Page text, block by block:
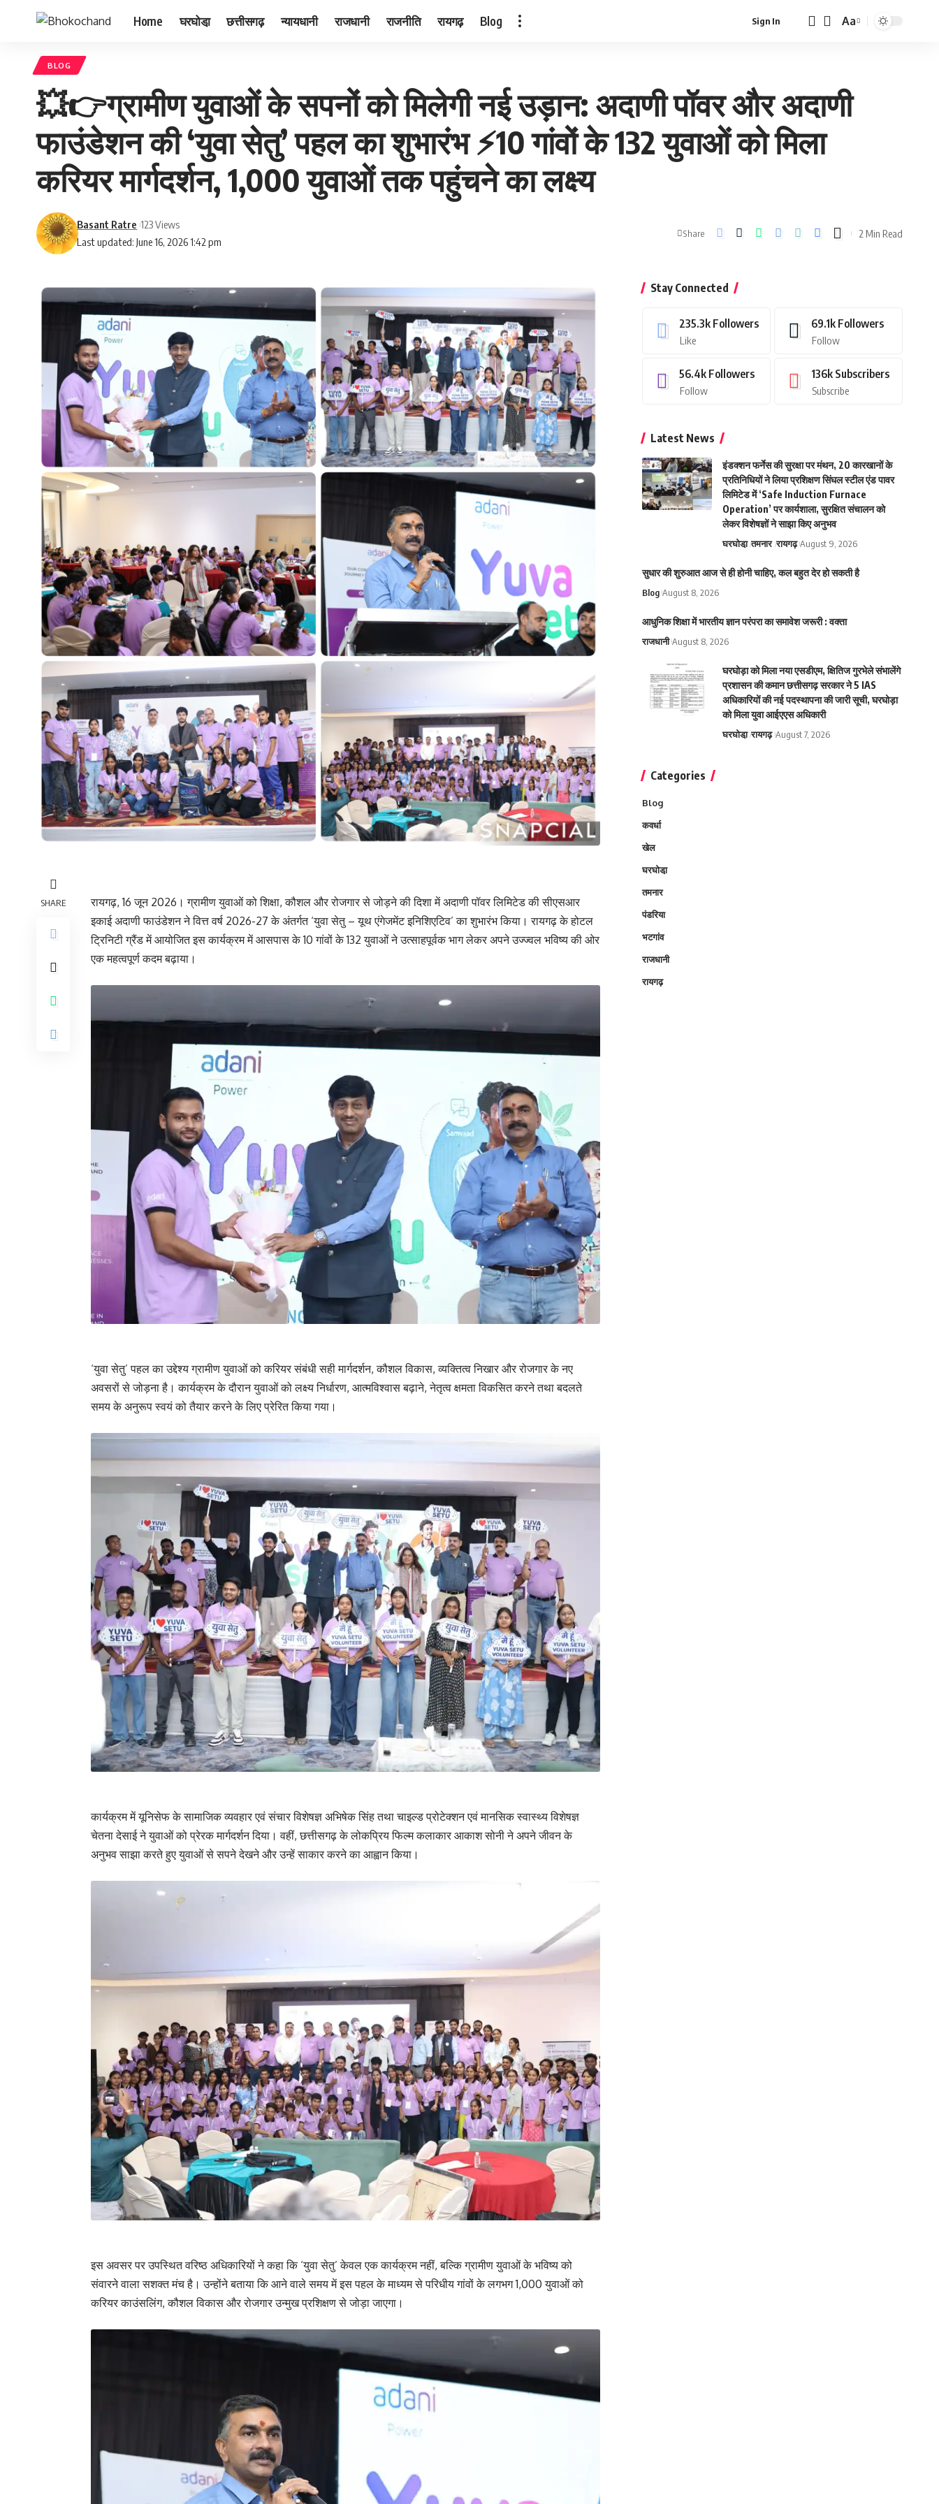
Home घरघोडा़ छत्तीसगढ़ न्यायधानी राजधानी राजनीति रायगढ़ Blog Sign In
Font
Aa
BLOG
💥👉ग्रामीण युवाओं के सपनों को मिलेगी नई उड़ान: अदाणी पॉवर और अदाणी
फाउंडेशन की ‘युवा सेतु’ पहल का शुभारंभ ⚡10 गांवों के 132 युवाओं को मिला
करियर मार्गदर्शन, 1,000 युवाओं तक पहुंचने का लक्ष्य
Last updated: June 16, 2026 1:42 pm
Basant Ratre 123 Views
Share 2 Min Read
SHARE
रायगढ़, 16 जून 2026। ग्रामीण युवाओं को शिक्षा, कौशल और रोजगार से जोड़ने की दिशा में अदाणी पॉवर लिमिटेड की सीएसआर
इकाई अदाणी फाउंडेशन ने वित्त वर्ष 2026-27 के अंतर्गत ‘युवा सेतु – यूथ एंगेजमेंट इनिशिएटिव’ का शुभारंभ किया। रायगढ़ के होटल
ट्रिनिटी ग्रैंड में आयोजित इस कार्यक्रम में आसपास के 10 गांवों के 132 युवाओं ने उत्साहपूर्वक भाग लेकर अपने उज्ज्वल भविष्य की ओर
एक महत्वपूर्ण कदम बढ़ाया।
‘युवा सेतु’ पहल का उद्देश्य ग्रामीण युवाओं को करियर संबंधी सही मार्गदर्शन, कौशल विकास, व्यक्तित्व निखार और रोजगार के नए
अवसरों से जोड़ना है। कार्यक्रम के दौरान युवाओं को लक्ष्य निर्धारण, आत्मविश्वास बढ़ाने, नेतृत्व क्षमता विकसित करने तथा बदलते
समय के अनुरूप स्वयं को तैयार करने के लिए प्रेरित किया गया।
कार्यक्रम में यूनिसेफ के सामाजिक व्यवहार एवं संचार विशेषज्ञ अभिषेक सिंह तथा चाइल्ड प्रोटेक्शन एवं मानसिक स्वास्थ्य विशेषज्ञ
चेतना देसाई ने युवाओं को प्रेरक मार्गदर्शन दिया। वहीं, छत्तीसगढ़ के लोकप्रिय फिल्म कलाकार आकाश सोनी ने अपने जीवन के
अनुभव साझा करते हुए युवाओं से सपने देखने और उन्हें साकार करने का आह्वान किया।
इस अवसर पर उपस्थित वरिष्ठ अधिकारियों ने कहा कि ‘युवा सेतु’ केवल एक कार्यक्रम नहीं, बल्कि ग्रामीण युवाओं के भविष्य को
संवारने वाला सशक्त मंच है। उन्होंने बताया कि आने वाले समय में इस पहल के माध्यम से परिधीय गांवों के लगभग 1,000 युवाओं को
करियर काउंसलिंग, कौशल विकास और रोजगार उन्मुख प्रशिक्षण से जोड़ा जाएगा।
Stay Connected
235.3k Followers
Like
69.1k Followers
Follow
56.4k Followers
Follow
136k Subscribers
Subscribe
Latest News
इंडक्शन फर्नेस की सुरक्षा पर मंथन, 20 कारखानों के
प्रतिनिधियों ने लिया प्रशिक्षण सिंघल स्टील एंड पावर
लिमिटेड में ‘Safe Induction Furnace
Operation’ पर कार्यशाला, सुरक्षित संचालन को
लेकर विशेषज्ञों ने साझा किए अनुभव
घरघोडा़ तमनार रायगढ़ August 9, 2026
सुधार की शुरुआत आज से ही होनी चाहिए, कल बहुत देर हो सकती है
Blog August 8, 2026
आधुनिक शिक्षा में भारतीय ज्ञान परंपरा का समावेश जरूरी : वक्ता
राजधानी August 8, 2026
घरघोड़ा को मिला नया एसडीएम, क्षितिज गुरभेले संभालेंगे
प्रशासन की कमान छत्तीसगढ़ सरकार ने 5 IAS
अधिकारियों की नई पदस्थापना की जारी सूची, घरघोड़ा
को मिला युवा आईएएस अधिकारी
घरघोडा़ रायगढ़ August 7, 2026
Categories
Blog
कवर्धा
खेल
घरघोडा़
तमनार
पंडरिया
भटगांव
राजधानी
रायगढ़